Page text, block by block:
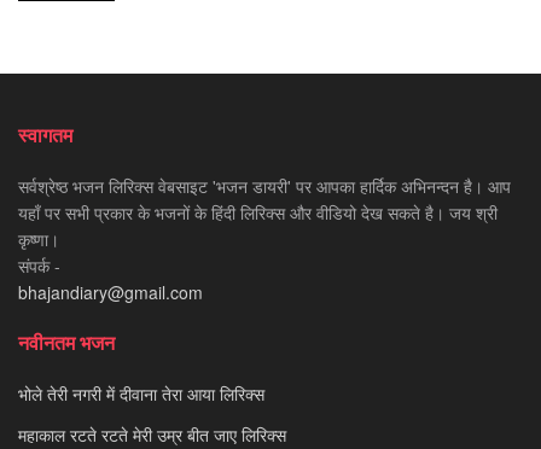
स्वागतम
सर्वश्रेष्ठ भजन लिरिक्स वेबसाइट 'भजन डायरी' पर आपका हार्दिक अभिनन्दन है। आप
यहाँ पर सभी प्रकार के भजनों के हिंदी लिरिक्स और वीडियो देख सकते है। जय श्री
कृष्णा।
संपर्क -
bhajandiary@gmail.com
नवीनतम भजन
भोले तेरी नगरी में दीवाना तेरा आया लिरिक्स
महाकाल रटते रटते मेरी उम्र बीत जाए लिरिक्स